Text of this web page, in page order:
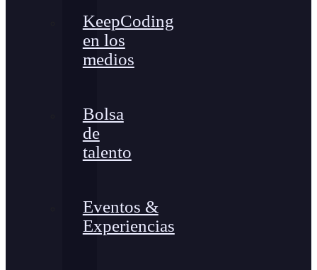
KeepCoding
en los
medios
Bolsa
de
talento
Eventos &
Experiencias